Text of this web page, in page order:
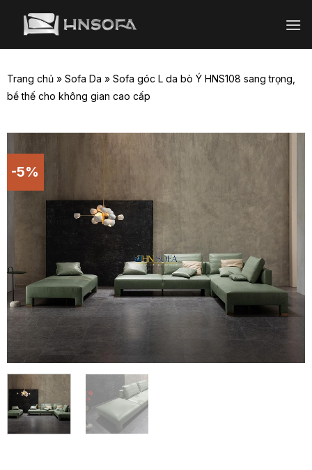
Trang chủ» Sofa Da » Sofa góc L da bò Ý HNS108 sang trọng,
bề thế cho không gian cao cấp
-5%